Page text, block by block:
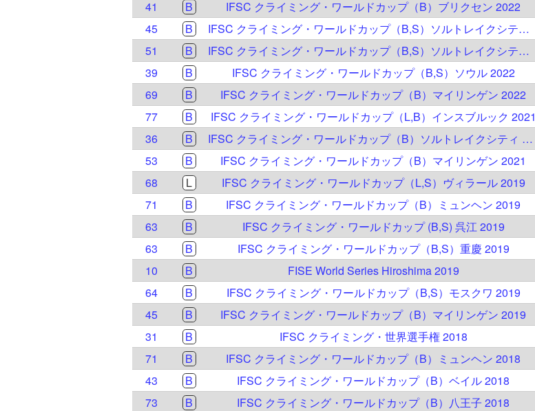
41
B IFSC クライミング・ワールドカップ（B）ブリクセン 2022
45
B IFSC クライミング・ワールドカップ（B,S）ソルトレイクシティ 2022
51
B IFSC クライミング・ワールドカップ（B,S）ソルトレイクシティ 2022
39
B IFSC クライミング・ワールドカップ（B,S）ソウル 2022
69
B IFSC クライミング・ワールドカップ（B）マイリンゲン 2022
77
B IFSC クライミング・ワールドカップ（L,B）インスブルック 2021
36
B IFSC クライミング・ワールドカップ（B）ソルトレイクシティ 2021
53
B IFSC クライミング・ワールドカップ（B）マイリンゲン 2021
68
L IFSC クライミング・ワールドカップ（L,S）ヴィラール 2019
71
B IFSC クライミング・ワールドカップ（B）ミュンヘン 2019
63
B IFSC クライミング・ワールドカップ (B,S) 呉江 2019
63
B IFSC クライミング・ワールドカップ（B,S）重慶 2019
10
B FISE World Series Hiroshima 2019
64
B IFSC クライミング・ワールドカップ（B,S）モスクワ 2019
45
B IFSC クライミング・ワールドカップ（B）マイリンゲン 2019
31
B IFSC クライミング・世界選手権 2018
71
B IFSC クライミング・ワールドカップ（B）ミュンヘン 2018
43
B IFSC クライミング・ワールドカップ（B）ベイル 2018
73
B IFSC クライミング・ワールドカップ（B）八王子 2018